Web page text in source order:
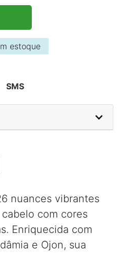
estoque
SMS
nuances vibrantes
com cores
Enriquecida com
e Ojon, sua